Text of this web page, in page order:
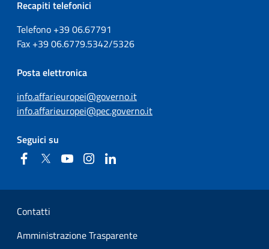
Recapiti telefonici
Telefono +3906.67791
Fax +3906.6779.5342/5326
Posta elettronica
info.affarieuropei@governo.it
info.affarieuropei@pec.governo.it
Seguici su
FacebookTwitter YouTubeInstagram
Sezione Link Utili
Contatti
Amministrazione Trasparente